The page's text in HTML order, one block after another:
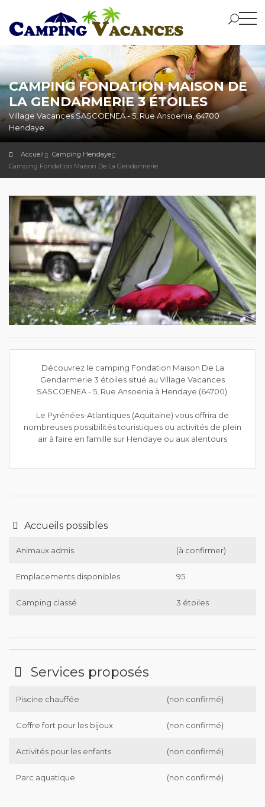
CAMPING FONDATION MAISON DE
LA GENDARMERIE 3 ÉTOILES
Village Vacances SASCOENEA - 5, Rue Ansoenia, 64700
Hendaye.
Accueil
Camping Hendaye
Camping Fondation Maison De La Gendarmerie
Découvrez le camping Fondation Maison De La
Gendarmerie 3 étoiles situé au Village Vacances
SASCOENEA - 5, Rue Ansoenia à Hendaye (64700).
Le Pyrénées-Atlantiques (Aquitaine) vous offrira de
nombreuses possibilités touristiques ou activités de plein
air à faire en famille sur Hendaye ou aux alentours
Accueils possibles
Animaux admis (à confirmer)
Emplacements disponibles 95
Camping classé 3 étoiles
Services proposés
Piscine chauffée (non confirmé)
Coffre fort pour les bijoux (non confirmé)
Activités pour les enfants (non confirmé)
Parc aquatique (non confirmé)